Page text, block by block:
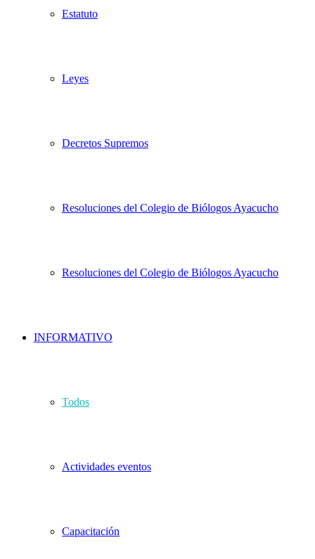
Estatuto
Leyes
Decretos Supremos
Resoluciones del Colegio de Biólogos Ayacucho
Resoluciones del Colegio de Biólogos Ayacucho
INFORMATIVO
Todos
Actividades eventos
Capacitación